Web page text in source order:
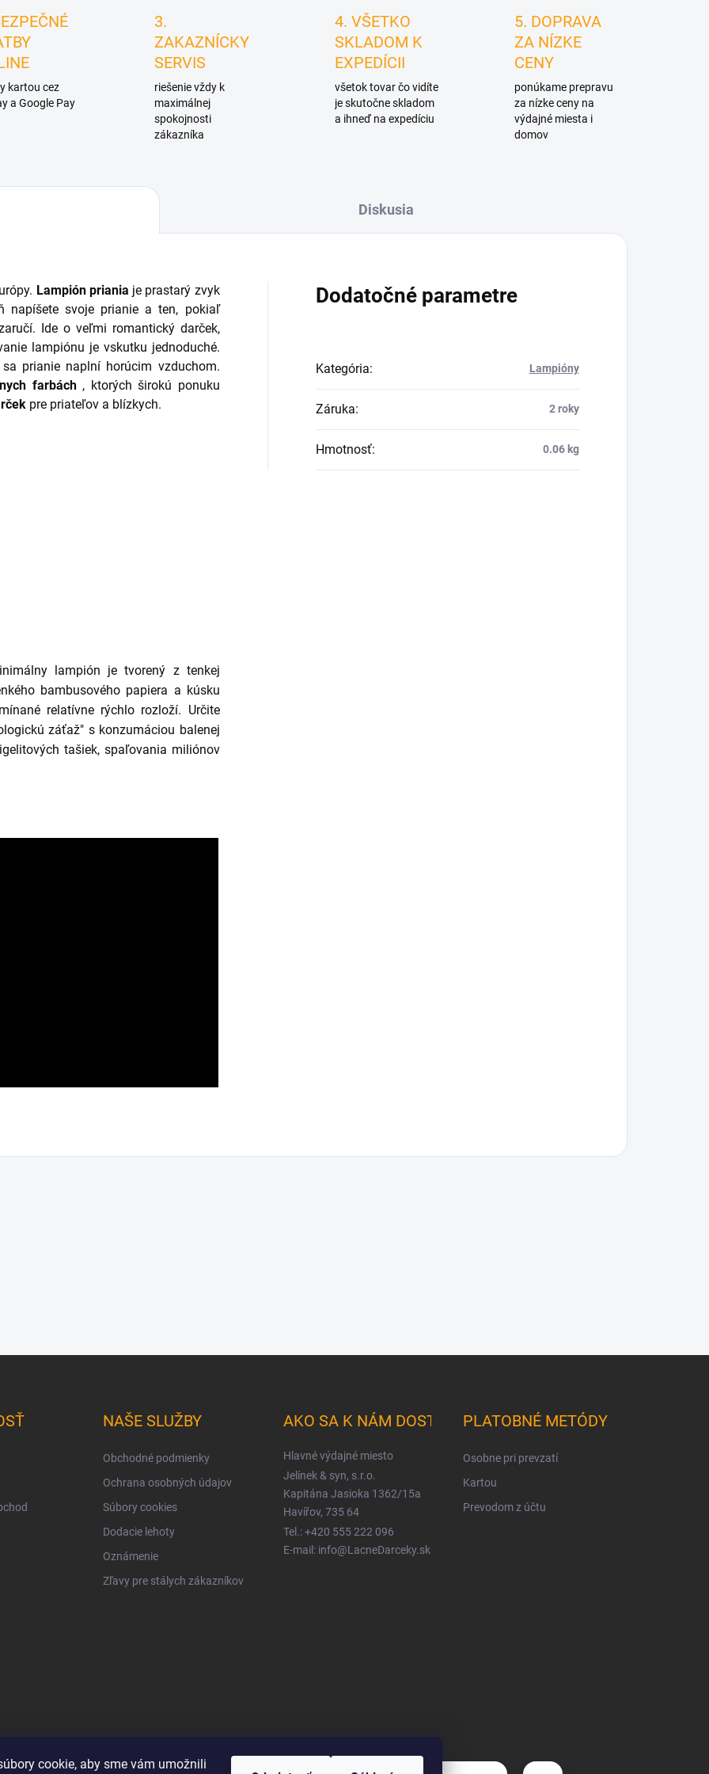
cookie, aby sme vám umožnili
kartou cez
a Google Pay
3.
ZAKAZNÍCKY
SERVIS
riešenie vždy k
maximálnej
spokojnosti
zákazníka
4. VŠETKO
SKLADOM K
EXPEDÍCII
všetok tovar čo vidíte
je skutočne skladom
a ihneď na expedíciu
5. DOPRAVA
ZA NÍZKE
CENY
ponúkame prepravu
za nízke ceny na
výdajné miesta i
domov
Diskusia
Lampión priania je prastarý zvyk
napíšete svoje prianie a ten, pokiaľ
Ide o veľmi romantický darček,
lampiónu je vskutku jednoduché.
prianie naplní horúcim vzduchom.
farbách, ktorých širokú ponuku
pre priateľov a blízkych.
lampión je tvorený z tenkej
bambusového papiera a kúsku
relatívne rýchlo rozloží. Určite
záťaž" s konzumáciou balenej
tašiek, spaľovania miliónov
Dodatočné parametre
Kategória: Lampióny
Záruka: 2 roky
Hmotnosť: 0.06 kg
NAŠE SLUŽBY
Obchodné podmienky
Ochrana osobných údajov
Súbory cookies
Dodacie lehoty
Oznámenie
Zľavy pre stálych zákazníkov
AKO SA K NÁM DOSTANETE
Hlavné výdajné miesto
Jelínek & syn, s.r.o.
Kapitána Jasioka 1362/15a
Havířov, 735 64
Tel.: +420 555 222 096
E-mail: info@LacneDarceky.sk
PLATOBNÉ METÓDY
Osobne pri prevzatí
Kartou
Prevodom z účtu